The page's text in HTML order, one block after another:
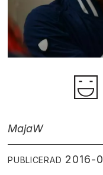
MajaW
PUBLICERAD